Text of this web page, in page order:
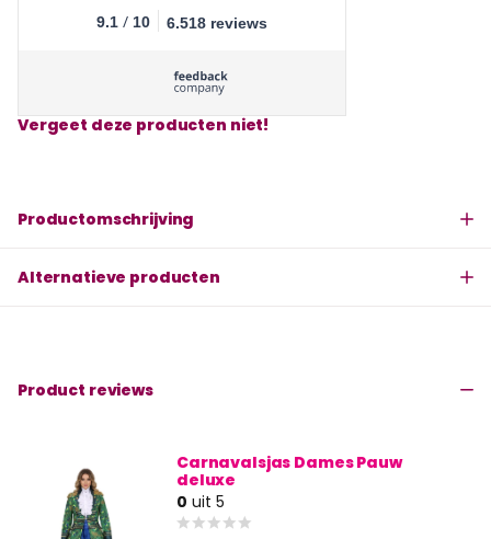
9.1 / 10 6.518 reviews
Vergeet deze producten niet!
Productomschrijving
Alternatieve producten
Product reviews
Carnavalsjas Dames Pauw
deluxe
0 uit 5